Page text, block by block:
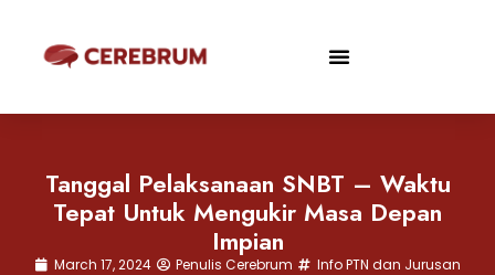
Tanggal Pelaksanaan SNBT – Waktu
Tepat Untuk Mengukir Masa Depan
Impian
March 17, 2024 Penulis Cerebrum Info PTN dan Jurusan